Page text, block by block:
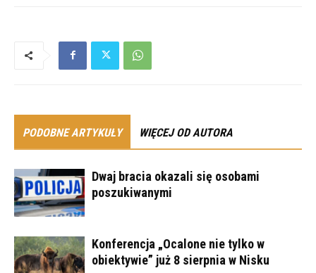
PODOBNE ARTYKUŁY WIĘCEJ OD AUTORA
Dwaj bracia okazali się osobami
poszukiwanymi
Konferencja „Ocalone nie tylko w
obiektywie” już 8 sierpnia w Nisku